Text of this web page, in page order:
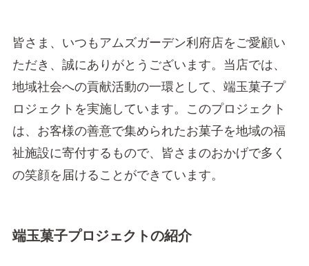
皆さま、いつもアムズガーデン利府店をご愛顧い
ただき、誠にありがとうございます。当店では、
地域社会への貢献活動の一環として、端玉菓子プ
ロジェクトを実施しています。このプロジェクト
は、お客様の善意で集められたお菓子を地域の福
祉施設に寄付するもので、皆さまのおかげで多く
の笑顔を届けることができています。
端玉菓子プロジェクトの紹介